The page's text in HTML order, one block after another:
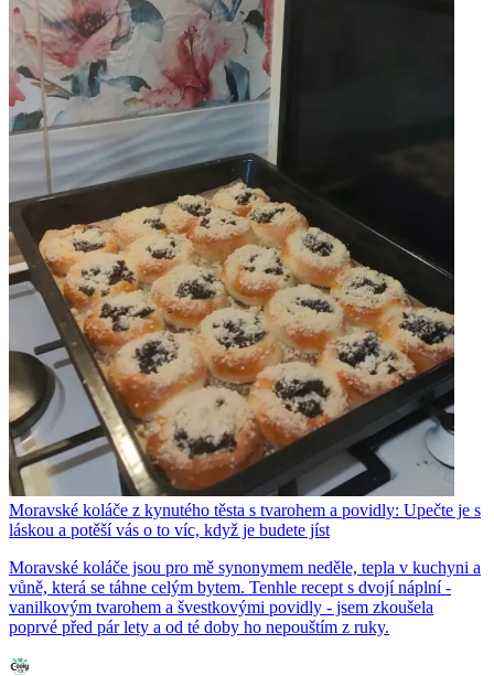
Moravské koláče z kynutého těsta s tvarohem a povidly: Upečte je s
láskou a potěší vás o to víc, když je budete jíst
Moravské koláče jsou pro mě synonymem neděle, tepla v kuchyni a
vůně, která se táhne celým bytem. Tenhle recept s dvojí náplní -
vanilkovým tvarohem a švestkovými povidly - jsem zkoušela
poprvé před pár lety a od té doby ho nepouštím z ruky.